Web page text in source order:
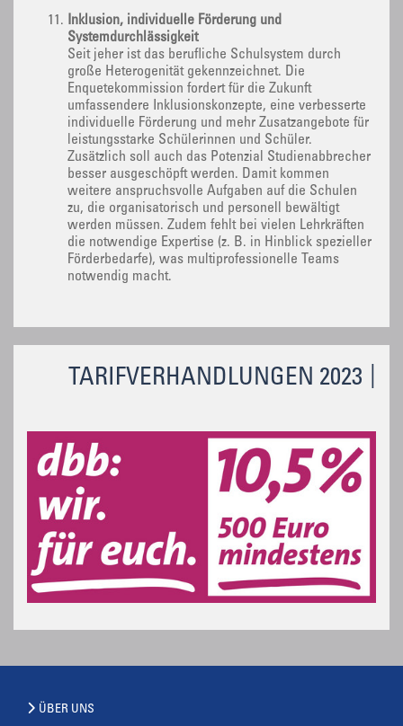
TARIFVERHANDLUNGEN 2023
Inklusion, individuelle Förderung und
Systemdurchlässigkeit
Seit jeher ist das berufliche Schulsystem durch
große Heterogenität gekennzeichnet. Die
Enquetekommission fordert für die Zukunft
umfassendere Inklusionskonzepte, eine verbesserte
individuelle Förderung und mehr Zusatzangebote für
leistungsstarke Schülerinnen und Schüler.
Zusätzlich soll auch das Potenzial Studienabbrecher
besser ausgeschöpft werden. Damit kommen
weitere anspruchsvolle Aufgaben auf die Schulen
zu, die organisatorisch und personell bewältigt
werden müssen. Zudem fehlt bei vielen Lehrkräften
die notwendige Expertise (z. B. in Hinblick spezieller
Förderbedarfe), was multiprofessionelle Teams
notwendig macht.
ÜBER UNS